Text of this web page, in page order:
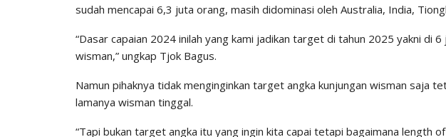
sudah mencapai 6,3 juta orang, masih didominasi oleh Australia, India,
“Dasar capaian 2024 inilah yang kami jadikan target di tahun 2025 yakni di
wisman,” ungkap Tjok Bagus.
Namun pihaknya tidak menginginkan target angka kunjungan wisman saja
lamanya wisman tinggal.
“Tapi bukan target angka itu yang ingin kita capai tetapi bagaimana length